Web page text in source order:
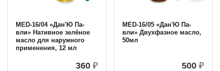
MED-16/04 «Дан'Ю Па-
вли» Нативное зелёное
масло для наружного
применения, 12 мл
360 ₽
MED-16/05 «Дан'Ю Па-
вли» Двухфазное масло,
50мл
500 ₽